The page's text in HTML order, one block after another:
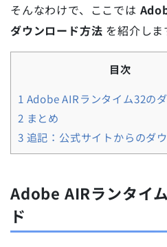
そんなわけで、ここでは
ダウンロード方法 を紹介しま
目次
1 Adobe AIRランタイム32の
2 まとめ
3 追記：公式サイトからのダ
Adobe AIRランタイ
ド